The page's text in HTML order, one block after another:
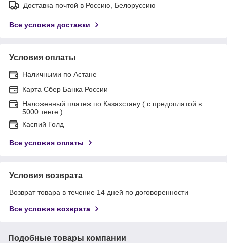
Доставка почтой в Россию, Белоруссию
Все условия доставки
Условия оплаты
Наличными по Астане
Карта Сбер Банка России
Наложенный платеж по Казахстану ( с предоплатой в
5000 тенге )
Каспий Голд
Все условия оплаты
Условия возврата
Возврат товара в течение 14 дней по договоренности
Все условия возврата
Подобные товары компании